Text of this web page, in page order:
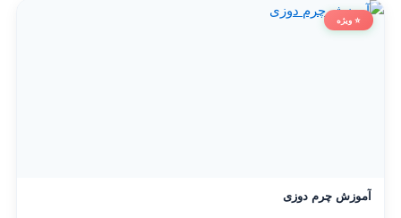
⭐ ویژه
آموزش چرم دوزی